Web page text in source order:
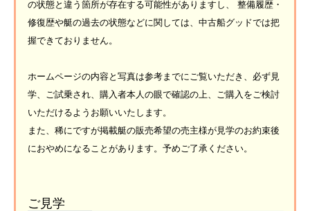
の状態と違う箇所が存在する可能性がありますし、 整備履歴・
修復歴や艇の過去の状態などに関しては、中古船グッドでは把
握できておりません。
ホームページの内容と写真は参考までにご覧いただき、必ず見
学、ご試乗され、購入者本人の眼で確認の上、ご購入をご検討
いただけるようお願いいたします。
また、稀にですが掲載艇の販売希望の売主様が見学のお約束後
におやめになることがあります。予めご了承ください。
ご見学